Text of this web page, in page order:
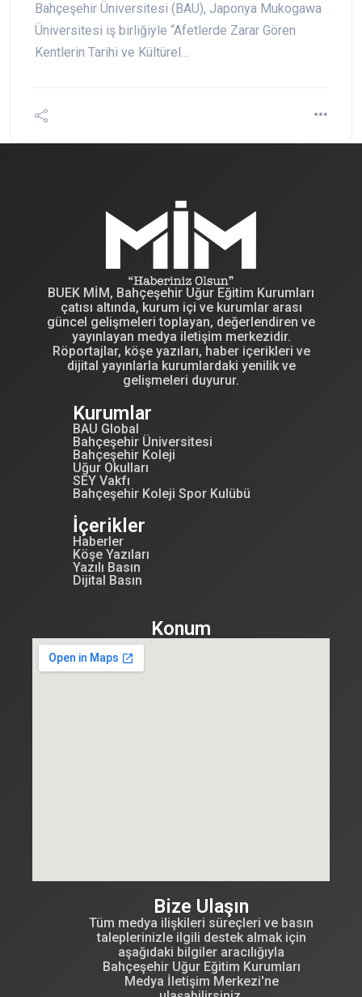
Bahçeşehir Üniversitesi (BAU), Japonya Mukogawa
Üniversitesi iş birliğiyle “Afetlerde Zarar Gören
Kentlerin Tarihi ve Kültürel…
BUEK MİM, Bahçeşehir Uğur Eğitim Kurumları
çatısı altında, kurum içi ve kurumlar arası
güncel gelişmeleri toplayan, değerlendiren ve
yayınlayan medya iletişim merkezidir.
Röportajlar, köşe yazıları, haber içerikleri ve
dijital yayınlarla kurumlardaki yenilik ve
gelişmeleri duyurur.
Kurumlar
BAU Global
Bahçeşehir Üniversitesi
Bahçeşehir Koleji
Uğur Okulları
SEY Vakfı
Bahçeşehir Koleji Spor Kulübü
İçerikler
Haberler
Köşe Yazıları
Yazılı Basın
Dijital Basın
Konum
Bize Ulaşın
Tüm medya ilişkileri süreçleri ve basın
taleplerinizle ilgili destek almak için
aşağıdaki bilgiler aracılığıyla
Bahçeşehir Uğur Eğitim Kurumları
Medya İletişim Merkezi'ne